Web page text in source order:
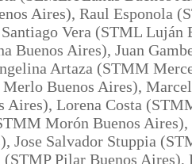
Aires), Raul Esponola
Vera (STML Luján
Buenos Aires), Juan
Artaza (STMM
Buenos Aires),
Aires), Lorena Costa
Morón Buenos
Jose Salvador Stuppia
Pilar Buenos Aires),